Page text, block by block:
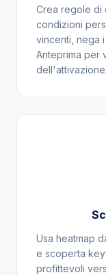
Crea regole di
condizioni
vincenti, nega
Anteprima per
dell'attivazione.
Usa heatmap
e scoperta
profittevoli